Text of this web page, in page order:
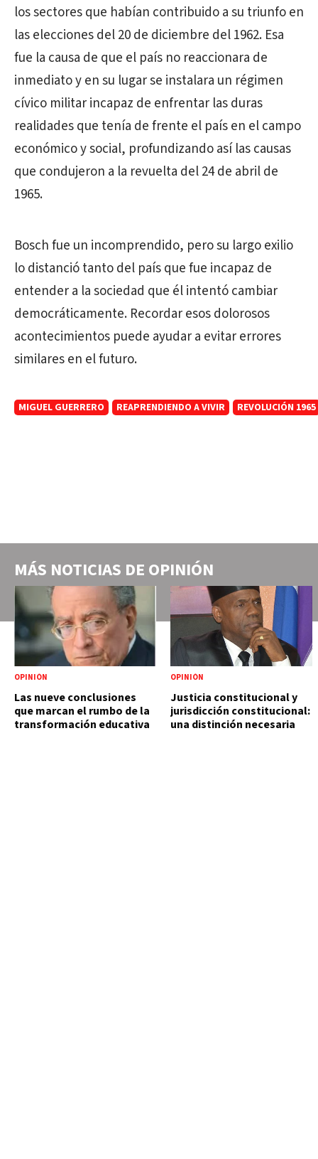
los sectores que habían contribuido a su triunfo en
las elecciones del 20 de diciembre del 1962. Esa
fue la causa de que el país no reaccionara de
inmediato y en su lugar se instalara un régimen
cívico militar incapaz de enfrentar las duras
realidades que tenía de frente el país en el campo
económico y social, profundizando así las causas
que condujeron a la revuelta del 24 de abril de
1965.
Bosch fue un incomprendido, pero su largo exilio
lo distanció tanto del país que fue incapaz de
entender a la sociedad que él intentó cambiar
democráticamente. Recordar esos dolorosos
acontecimientos puede ayudar a evitar errores
similares en el futuro.
MIGUEL GUERRERO REAPRENDIENDO A VIVIR REVOLUCIÓN 1965
MÁS NOTICIAS DE OPINIÓN
OPINIÓN
Las nueve conclusiones
que marcan el rumbo de la
transformación educativa
OPINIÓN
Justicia constitucional y
jurisdicción constitucional:
una distinción necesaria